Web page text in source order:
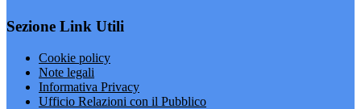
Sezione Link Utili
Cookie policy
Note legali
Informativa Privacy
Ufficio Relazioni con il Pubblico